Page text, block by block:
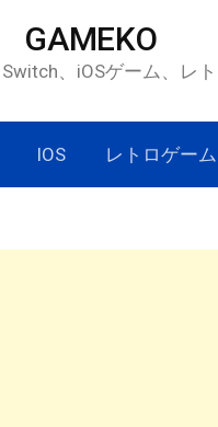
GAMEKO
、iOSゲーム、レ
IOS レトロゲーム